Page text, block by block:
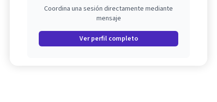
Coordina una sesión directamente mediante
mensaje
Ver perfil completo